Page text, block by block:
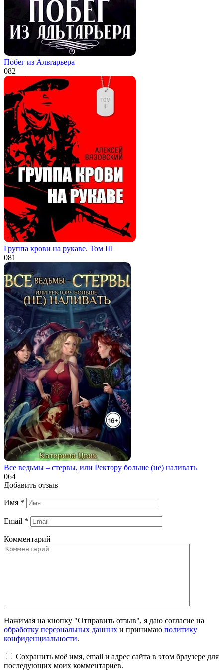
Побег из Альтарьера
082
Группа крови на рукаве. Том III
081
Все ведьмы – стервы, или Ректору больше (не) наливать
064
Добавить отзыв
Имя *
Email *
Комментарий
Нажимая на кнопку "Отправить отзыв", я даю согласие на
обработку персональных данных и принимаю политику
конфиденциальности.
Сохранить моё имя, email и адрес сайта в этом браузере для
последующих моих комментариев.